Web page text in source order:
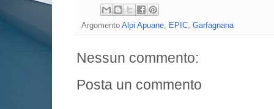
Argomento Alpi Apuane, EPIC, Garfagnana
Nessun commento:
Posta un commento